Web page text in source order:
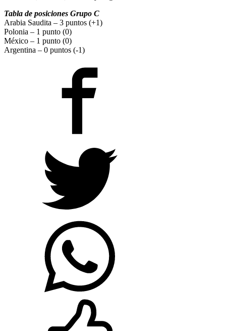
Tabla de posiciones Grupo C
Arabia Saudita – 3 puntos (+1)
Polonia – 1 punto (0)
México – 1 punto (0)
Argentina – 0 puntos (-1)